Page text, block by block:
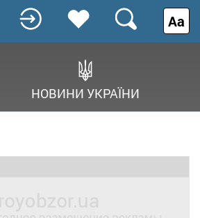
НОВИНИ УКРАЇНИ
Аа